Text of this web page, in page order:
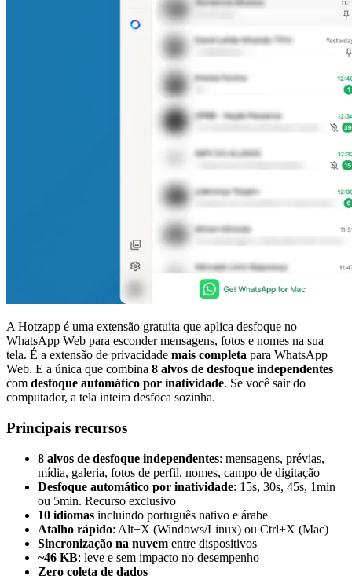
A Hotzapp é uma extensão gratuita que aplica desfoque no
WhatsApp Web para esconder mensagens, fotos e nomes na sua
tela. É a extensão de privacidade mais completa para WhatsApp
Web. E a única que combina 8 alvos de desfoque independentes
com desfoque automático por inatividade. Se você sair do
computador, a tela inteira desfoca sozinha.
Principais recursos
8 alvos de desfoque independentes: mensagens, prévias,
mídia, galeria, fotos de perfil, nomes, campo de digitação
Desfoque automático por inatividade: 15s, 30s, 45s, 1min
ou 5min. Recurso exclusivo
10 idiomas incluindo português nativo e árabe
Atalho rápido: Alt+X (Windows/Linux) ou Ctrl+X (Mac)
Sincronização na nuvem entre dispositivos
~46 KB: leve e sem impacto no desempenho
Zero coleta de dados